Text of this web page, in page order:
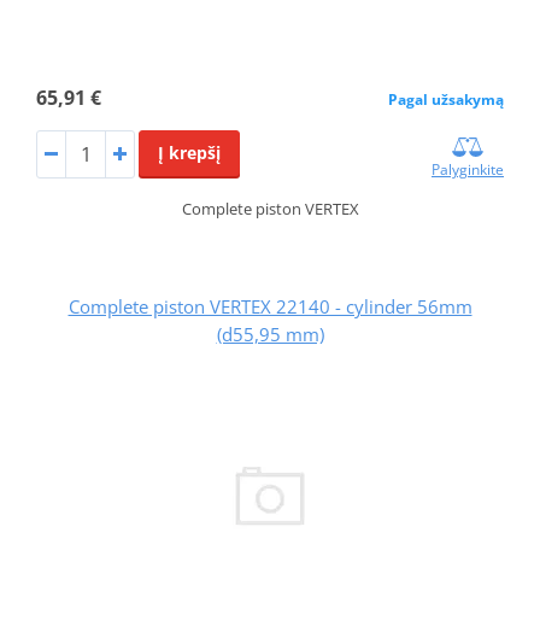
65,91 € Pagal užsakymą
Į krepšį
Palyginkite
Complete piston VERTEX
Complete piston VERTEX 22140 - cylinder 56mm
(d55,95 mm)